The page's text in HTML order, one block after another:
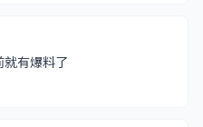
有爆料了